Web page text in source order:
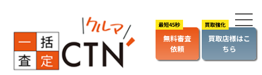
無料審査
依頼
買取店様はこ
ちら